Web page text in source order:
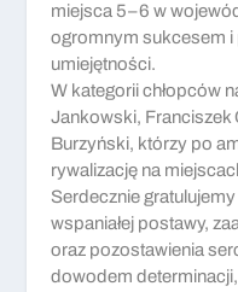
miejsca 5–6 w
ogromnym sukcesem i
umiejętności.
W kategorii chłopców
Jankowski, Franciszek
Burzyński, którzy po
rywalizację na
Serdecznie
wspaniałej postawy,
oraz pozostawienia
dowodem